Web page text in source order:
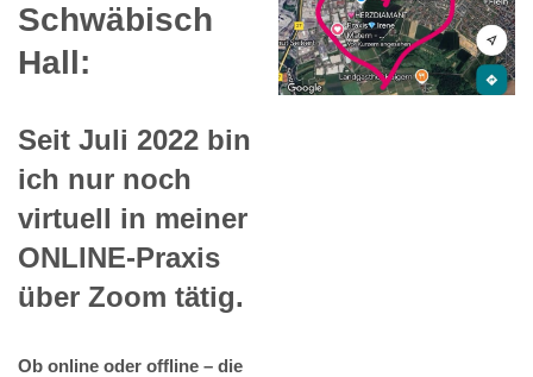
Schwäbisch
Hall:
Seit Juli 2022 bin
ich nur noch
virtuell in meiner
ONLINE-Praxis
über Zoom tätig.
Ob online oder offline – die